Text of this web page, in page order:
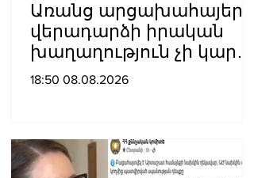
Առանց արցախահայերի
վերադարձի իրական
խաղաղություն չի կարող
լինել․ Սաղաթելյան
18:50 08.08.2026